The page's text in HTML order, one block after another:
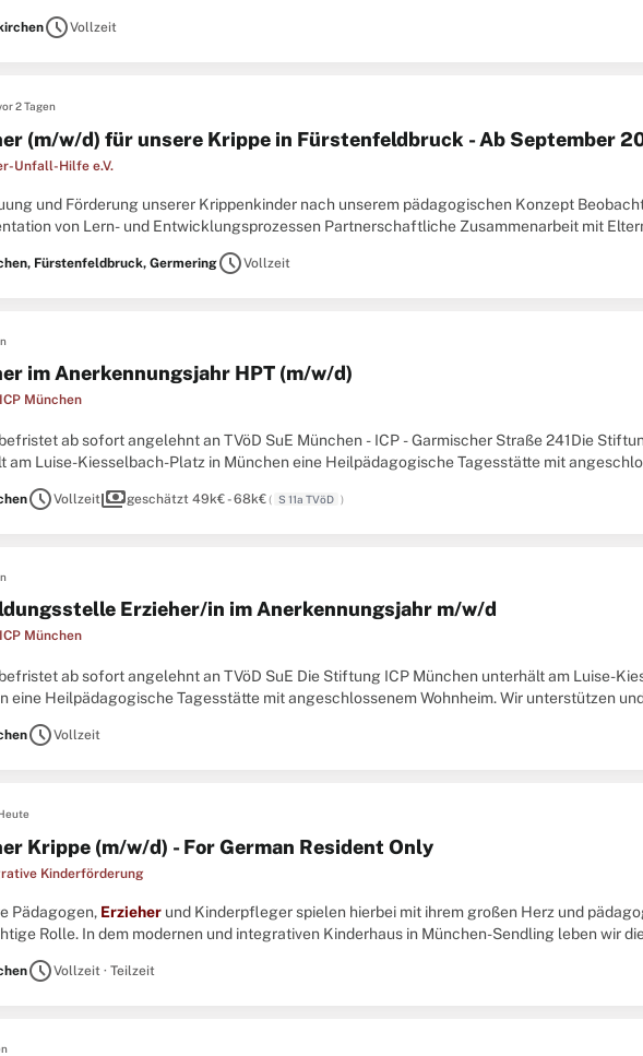
scheduleVollzeit
2 Tagen
(m/w/d) für unsere Krippe in Fürstenfeldbruck - Ab September
Unfall-Hilfe e.V.
und Förderung unserer Krippenkinder nach unserem pädagogischen Konzept
von Lern- und Entwicklungsprozessen Partnerschaftliche Zusammenarbeit mit
Fürstenfeldbruck, GermeringscheduleVollzeit
im Anerkennungsjahr HPT (m/w/d)
München
ab sofort angelehnt an TVöD SuE München - ICP - Garmischer Straße 241Die
am Luise-Kiesselbach-Platz in München eine Heilpädagogische Tagesstätte mit
scheduleVollzeitpaymentsgeschätzt 49k€ - 68k€( S 11a TVöD )
Erzieher/in im Anerkennungsjahr m/w/d
München
ab sofort angelehnt an TVöD SuE Die Stiftung ICP München unterhält am Luise-
eine Heilpädagogische Tagesstätte mit angeschlossenem Wohnheim. Wir unterstützen
scheduleVollzeit
Krippe (m/w/d) - For German Resident Only
Kinderförderung
Pädagogen, Erzieher und Kinderpfleger spielen hierbei mit ihrem großen Herz und
Rolle. In dem modernen und integrativen Kinderhaus in München-Sendling leben wir
scheduleVollzeit · Teilzeit